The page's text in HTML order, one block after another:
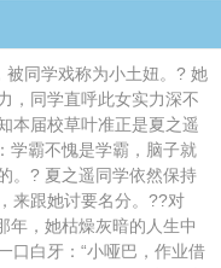
同学戏称为小土妞。? 她
，同学直呼此女实力深不
本届校草叶准正是夏之遥
学霸不愧是学霸，脑子就
。? 夏之遥同学依然保持
来跟她讨要名分。??对
年，她枯燥灰暗的人生中
口白牙：“小哑巴，作业借